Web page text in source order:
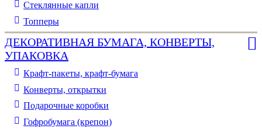
Стеклянные капли
Топперы
ДЕКОРАТИВНАЯ БУМАГА, КОНВЕРТЫ,
УПАКОВКА
Крафт-пакеты, крафт-бумага
Конверты, открытки
Подарочные коробки
Гофробумага (крепон)